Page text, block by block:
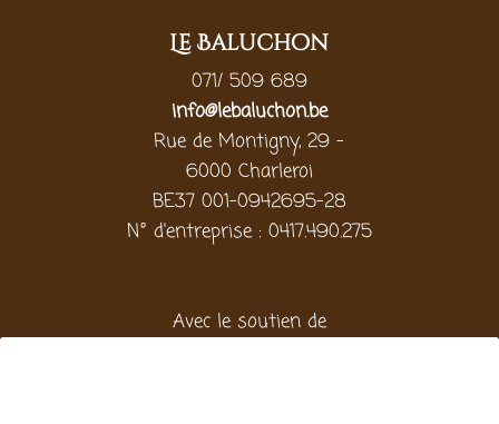
Le Baluchon
071/ 509 689
info@lebaluchon.be
Rue de Montigny, 29 -
6000 Charleroi
BE37 001-0942695-28
N° d'entreprise : 0417.490.275
Avec le soutien de